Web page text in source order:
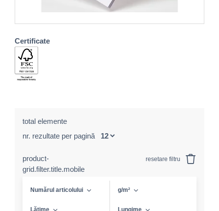
Certificate
total elemente
nr. rezultate per pagină
product-
grid.filter.title.mobile
resetare filtru
Numărul articolului g/m²
Lățime Lungime